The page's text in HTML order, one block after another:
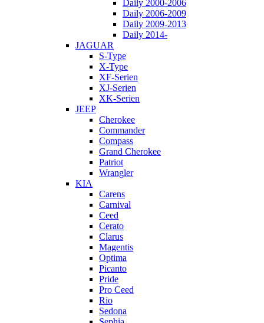
Daily 2000-2006
Daily 2006-2009
Daily 2009-2013
Daily 2014-
JAGUAR
S-Type
X-Type
XF-Serien
XJ-Serien
XK-Serien
JEEP
Cherokee
Commander
Compass
Grand Cherokee
Patriot
Wrangler
KIA
Carens
Carnival
Ceed
Cerato
Clarus
Magentis
Optima
Picanto
Pride
Pro Ceed
Rio
Sedona